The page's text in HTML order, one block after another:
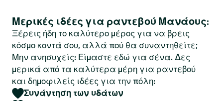
Μερικές ιδέες για ραντεβού Μανάους:
Ξέρεις ήδη το καλύτερο μέρος για να βρεις
κόσμο κοντά σου, αλλά πού θα συναντηθείτε;
Μην ανησυχείς: Είμαστε εδώ για σένα. Δες
μερικά από τα καλύτερα μέρη για ραντεβού
και δημοφιλείς ιδέες για την πόλη:
Συνάντηση των υδάτων